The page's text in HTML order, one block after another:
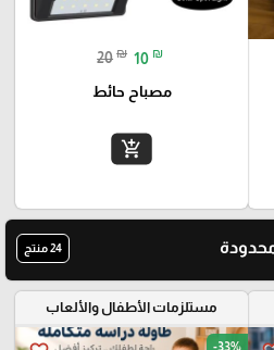
20 ₪ 10 ₪
مصباح حائط
add_shopping_cart
24 منتج
مستلزمات الأطفال والألعاب